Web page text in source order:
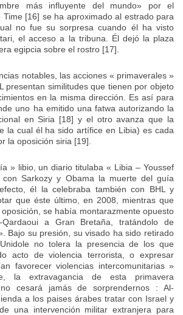
más influyente del mundo» por el
Time [16] se ha aproximado al estrado para
no fue su sorpresa cuando él ha visto
el acceso a la tribuna. Él dejó la plaza
egipcia sobre el rostro [17].
notables, las acciones « primaverales »
presentan similitudes que tienen por objeto
en la misma dirección. Es así para
uno ha emitido una fatwa autorizando la
en Siria [18] y el otro avanza que la
la cual él ha sido artífice en Libia) es cada
la oposición siria [19].
» libio, un diario titulaba « Libia – Youssef
con Sarkozy y Obama la muerte del guía
él la celebraba también con BHL y
que éste último, en 2008, mientras que
se había montarazmente opuesto
a Gran Bretaña, tratándolo de
Bajo su presión, su visado ha sido retirado
no tolera la presencia de los que
acto de violencia terrorista, o expresar
favorecer violencias intercomunitarias »
la extravagancia de esta primavera
cesará jamás de sorprendernos : Al-
a los paises árabes tratar con Israel y
una intervención militar extranjera para